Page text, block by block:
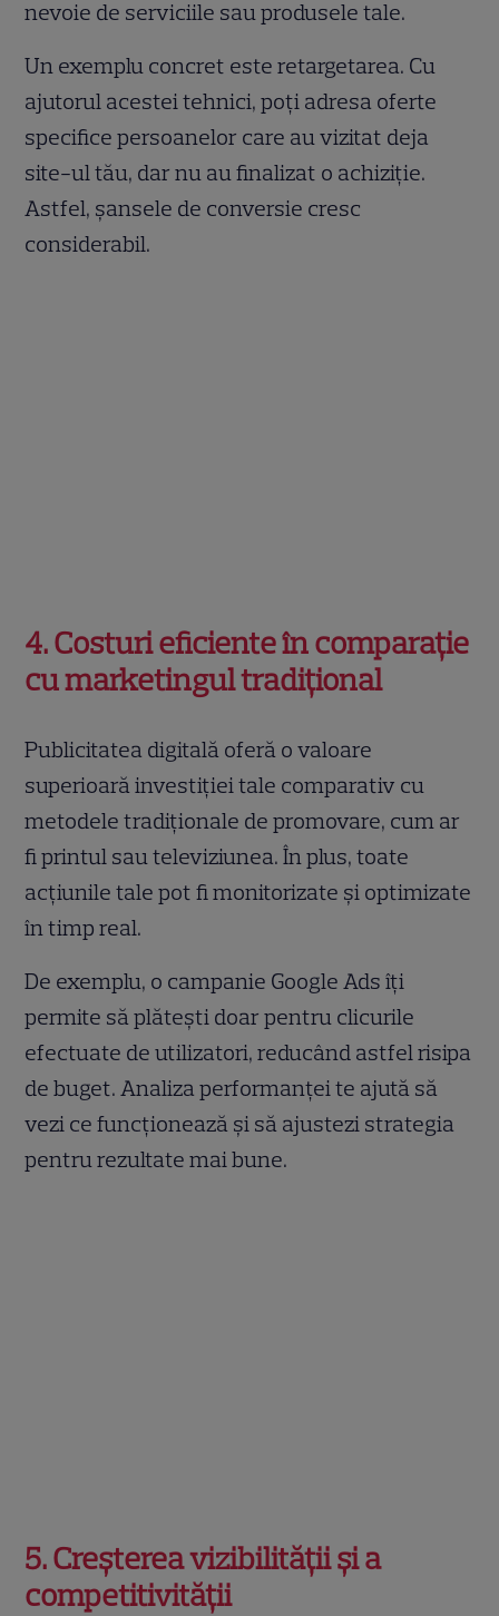
nevoie de serviciile sau produsele tale.
Un exemplu concret este retargetarea. Cu
ajutorul acestei tehnici, poți adresa oferte
specifice persoanelor care au vizitat deja
site-ul tău, dar nu au finalizat o achiziție.
Astfel, șansele de conversie cresc
considerabil.
4. Costuri eficiente în comparație
cu marketingul tradițional
Publicitatea digitală oferă o valoare
superioară investiției tale comparativ cu
metodele tradiționale de promovare, cum ar
fi printul sau televiziunea. În plus, toate
acțiunile tale pot fi monitorizate și optimizate
în timp real.
De exemplu, o campanie Google Ads îți
permite să plătești doar pentru clicurile
efectuate de utilizatori, reducând astfel risipa
de buget. Analiza performanței te ajută să
vezi ce funcționează și să ajustezi strategia
pentru rezultate mai bune.
5. Creșterea vizibilității și a
competitivității